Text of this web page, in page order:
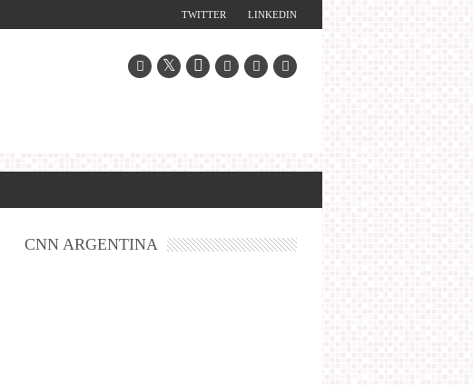
LINKEDIN
TWITTER
CNN ARGENTINA